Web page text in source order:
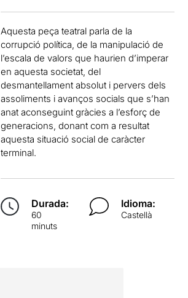
Aquesta peça teatral parla de la
corrupció política, de la manipulació de
l’escala de valors que haurien d’imperar
en aquesta societat, del
desmantellament absolut i pervers dels
assoliments i avanços socials que s’han
anat aconseguint gràcies a l’esforç de
generacions, donant com a resultat
aquesta situació social de caràcter
terminal.
Durada:
60
minuts
Idioma:
Castellà